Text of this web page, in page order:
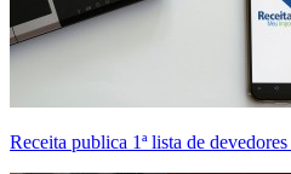
Receita publica 1ª lista de